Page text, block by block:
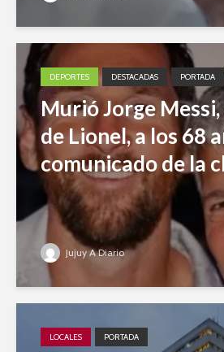
DEPORTES DESTACADAS PORTADA
Murió Jorge
de Lionel, a los 68
comunicado de la
Jujuy A Diario
LOCALES PORTADA